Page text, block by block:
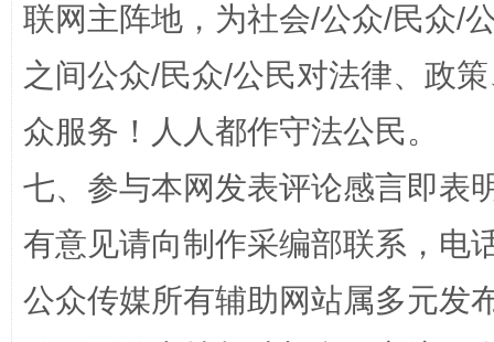
解纷+调解+退费，一次搞定
联网主阵地，为社会/公众/民众/
之间公众/民众/公民对法律、政
众服务！人人都作守法公民。
七、参与本网发表评论感言即表
有意见请向制作采编部联系，电
公众传媒所有辅助网站属多元发